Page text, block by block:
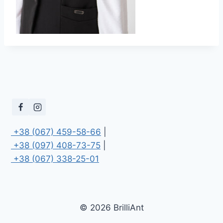
+38 (067) 459-58-66
+38 (097) 408-73-75
+38 (067) 338-25-01
© 2026 BrilliAnt